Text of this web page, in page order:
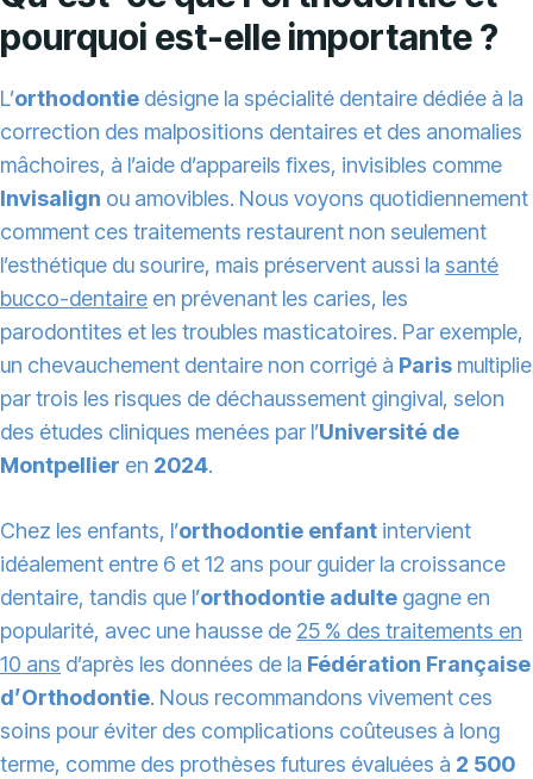
pourquoi est-elle importante ?
L’orthodontie désigne la spécialité dentaire dédiée à la
correction des malpositions dentaires et des anomalies
mâchoires, à l’aide d’appareils fixes, invisibles comme
Invisalign ou amovibles. Nous voyons quotidiennement
comment ces traitements restaurent non seulement
l’esthétique du sourire, mais préservent aussi la santé
bucco-dentaire en prévenant les caries, les
parodontites et les troubles masticatoires. Par exemple,
un chevauchement dentaire non corrigé à Paris multiplie
par trois les risques de déchaussement gingival, selon
des études cliniques menées par l’Université de
Montpellier en 2024.
Chez les enfants, l’orthodontie enfant intervient
idéalement entre 6 et 12 ans pour guider la croissance
dentaire, tandis que l’orthodontie adulte gagne en
popularité, avec une hausse de 25 % des traitements en
10 ans d’après les données de la Fédération Française
d’Orthodontie. Nous recommandons vivement ces
soins pour éviter des complications coûteuses à long
terme, comme des prothèses futures évaluées à 2 500